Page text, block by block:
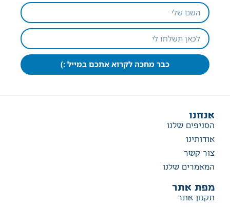
כבר מחכה לקרוא אתכם במייל :)
אנחנו
הסניפים שלנו
אודותינו
צור קשר
המאמרים שלנו
מפת אתר
תקנון אתר